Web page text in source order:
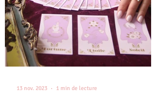
13 nov. 2023 1 min de lecture